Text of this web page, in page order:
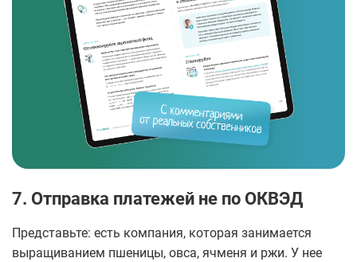
7. Отправка платежей не по ОКВЭД
Представьте: есть компания, которая занимается
выращиванием пшеницы, овса, ячменя и ржи. У нее